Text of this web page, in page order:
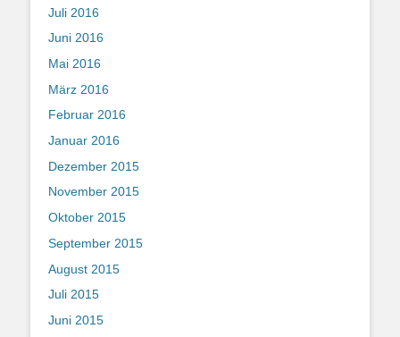
Juli 2016
Juni 2016
Mai 2016
März 2016
Februar 2016
Januar 2016
Dezember 2015
November 2015
Oktober 2015
September 2015
August 2015
Juli 2015
Juni 2015